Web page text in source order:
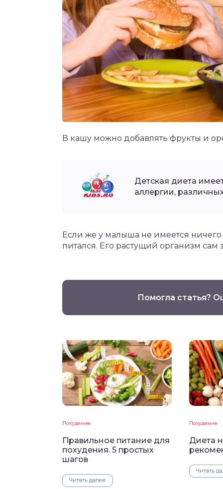
В кашу можно добавлять фрукты и
Детская диета
аллергии,
Если же у малыша не имеется ничего
питался. Его растущий организм сам
Помогла статья?
Похудение
Правильное питание для
похудения. 5 простых
шагов
Читать далее
Похудение
Диета
Читать